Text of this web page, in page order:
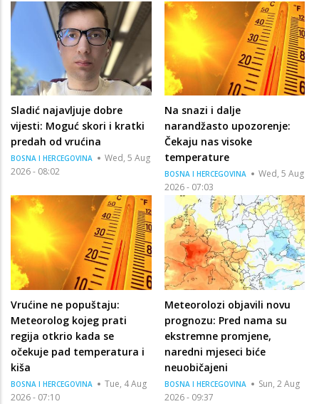
Sladić najavljuje dobre
vijesti: Moguć skori i kratki
predah od vrućina
BOSNA I HERCEGOVINA
Wed, 5 Aug
2026 - 08:02
Na snazi i dalje
narandžasto upozorenje:
Čekaju nas visoke
temperature
BOSNA I HERCEGOVINA
Wed, 5 Aug
2026 - 07:03
Vrućine ne popuštaju:
Meteorolog kojeg prati
regija otkrio kada se
očekuje pad temperatura i
kiša
BOSNA I HERCEGOVINA
Tue, 4 Aug
2026 - 07:10
Meteorolozi objavili novu
prognozu: Pred nama su
ekstremne promjene,
naredni mjeseci biće
neuobičajeni
BOSNA I HERCEGOVINA
Sun, 2 Aug
2026 - 09:37